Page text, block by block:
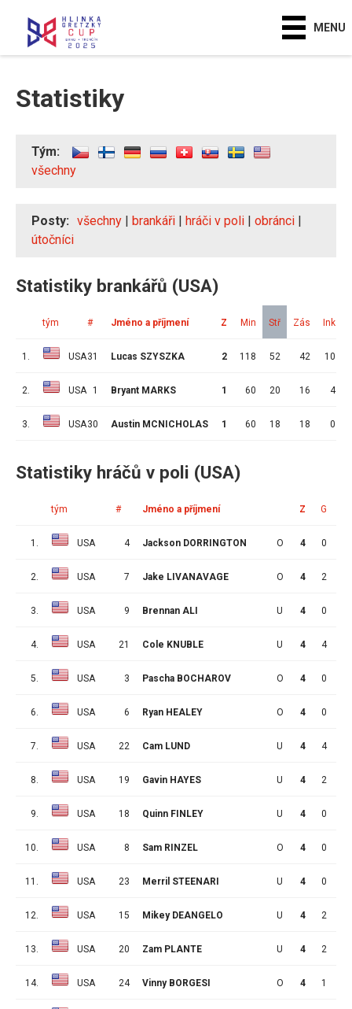
MENU
Statistiky
Tým:
všechny
Posty: všechny | brankáři | hráči v poli | obránci |
útočníci
Statistiky brankářů (USA)
tým # Jméno a příjmení Z Min Stř Zás Ink
1. USA31 Lucas SZYSZKA 2 118 52 42 10
2. USA 1 Bryant MARKS 1 60 20 16 4
3. USA30 Austin MCNICHOLAS 1 60 18 18 0
Statistiky hráčů v poli (USA)
tým # Jméno a příjmení Z G
1. USA 4 Jackson DORRINGTON O 4 0
2. USA 7 Jake LIVANAVAGE O 4 2
3. USA 9 Brennan ALI U 4 0
4. USA 21 Cole KNUBLE U 4 4
5. USA 3 Pascha BOCHAROV O 4 0
6. USA 6 Ryan HEALEY O 4 0
7. USA 22 Cam LUND U 4 4
8. USA 19 Gavin HAYES U 4 2
9. USA 18 Quinn FINLEY U 4 0
10. USA 8 Sam RINZEL O 4 0
11. USA 23 Merril STEENARI U 4 0
12. USA 15 Mikey DEANGELO U 4 2
13. USA 20 Zam PLANTE U 4 2
14. USA 24 Vinny BORGESI O 4 1